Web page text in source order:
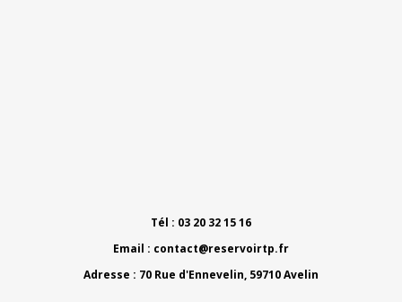
Tél : 03 20 32 15 16
Email : contact@reservoirtp.fr
Adresse : 70 Rue d'Ennevelin, 59710 Avelin